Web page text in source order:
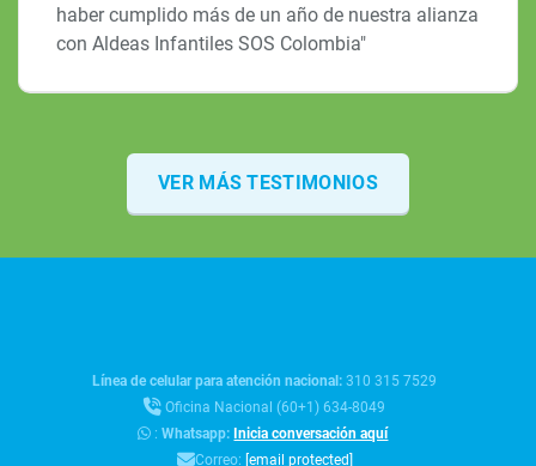
haber cumplido más de un año de nuestra alianza
con Aldeas Infantiles SOS Colombia"
VER MÁS TESTIMONIOS
Línea de celular para atención nacional:310 315 7529
Oficina Nacional (60+1) 634-8049
:Whatsapp: Inicia conversación aquí
Correo: [email protected]